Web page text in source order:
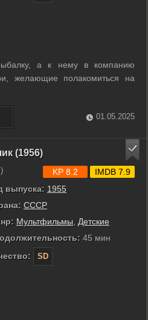
а к нему в компанию
желающие полакомиться на
01.05.2025
(1956)
выпуска: 1955
СССР
Мультфильмы
Детские
45 мин
SD
KP 8.2 IMDB 7.9